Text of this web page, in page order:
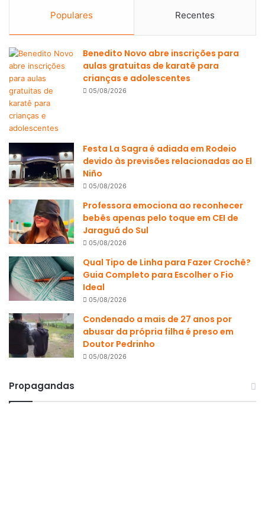
Populares Recentes
Benedito Novo abre inscrições para
aulas gratuitas de karatê para
crianças e adolescentes
05/08/2026
Festa La Sagra é adiada em Rodeio
devido às previsões relacionadas ao El
Niño
05/08/2026
Professora emociona ao reconhecer
bebês apenas pelo toque em CEI de
Jaraguá do Sul
05/08/2026
Qual Tipo de Linha para Fazer Crochê?
Guia Completo para Escolher o Fio
Ideal
05/08/2026
Condenado a mais de 27 anos por
abusar da própria filha é preso em
Doutor Pedrinho
05/08/2026
Propagandas